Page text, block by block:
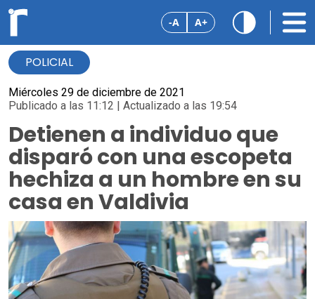
-A A+
POLICIAL
Miércoles 29 de diciembre de 2021
Publicado a las 11:12 | Actualizado a las 19:54
Detienen a individuo que
disparó con una escopeta
hechiza a un hombre en su
casa en Valdivia